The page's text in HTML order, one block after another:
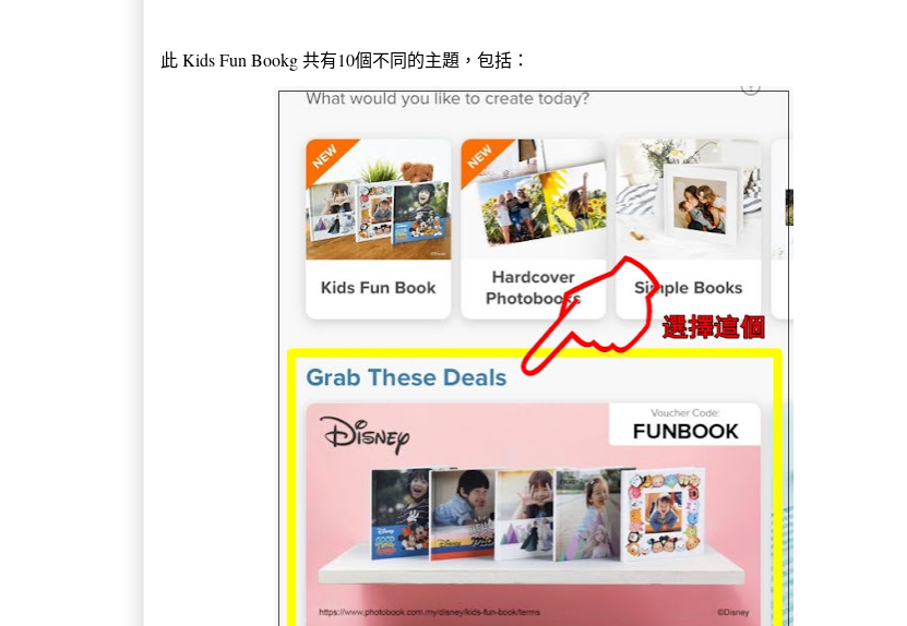
此 Kids Fun Bookg 共有10個不同的主題，包括：